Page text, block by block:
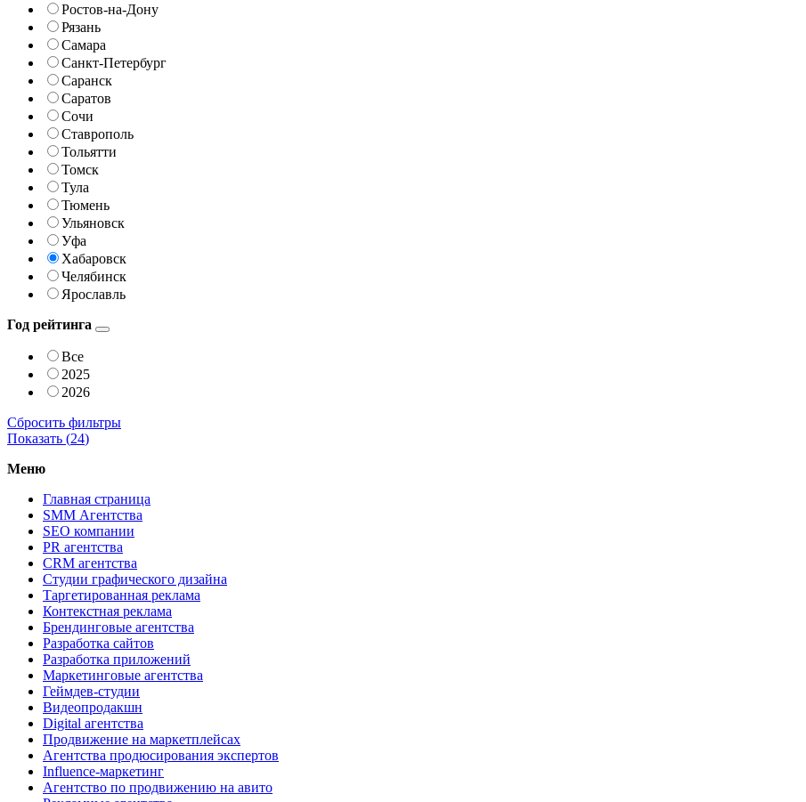
Ростов-на-Дону
Рязань
Самара
Санкт-Петербург
Саранск
Саратов
Сочи
Ставрополь
Тольятти
Томск
Тула
Тюмень
Ульяновск
Уфа
Хабаровск
Челябинск
Ярославль
Год рейтинга
Все
2025
2026
Сбросить фильтры
Показать (24)
Меню
Главная страница
SMM Агентства
SEO компании
PR агентства
CRM агентства
Студии графического дизайна
Таргетированная реклама
Контекстная реклама
Брендинговые агентства
Разработка сайтов
Разработка приложений
Маркетинговые агентства
Геймдев-студии
Видеопродакшн
Digital агентства
Продвижение на маркетплейсах
Агентства продюсирования экспертов
Influence-маркетинг
Агентство по продвижению на авито